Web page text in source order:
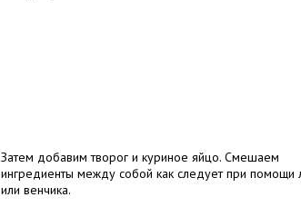
Затем добавим творог и куриное яйцо. Смешаем
ингредиенты между собой как следует при помощи
или венчика.